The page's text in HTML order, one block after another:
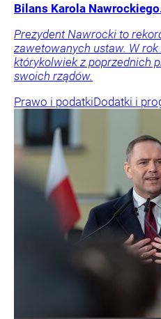
Bilans Karola
Prezydent Nawrocki to
zawetowanych ustaw. W
którykolwiek z poprzednich
swoich rządów.
Prawo i podatkiDodatki i